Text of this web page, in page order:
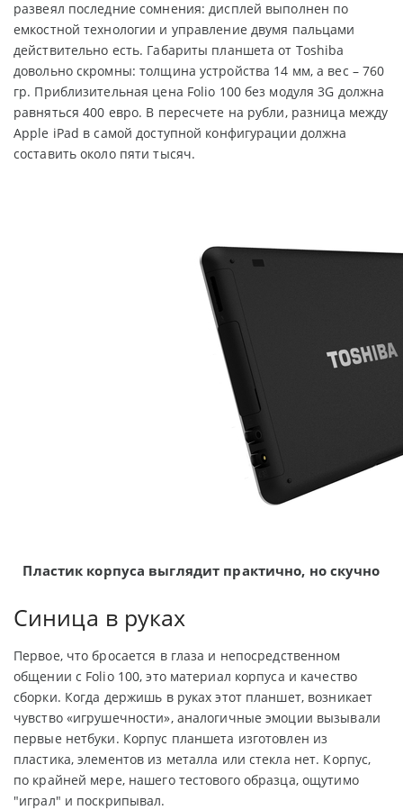
развеял последние сомнения: дисплей выполнен по
емкостной технологии и управление двумя пальцами
действительно есть. Габариты планшета от Toshiba
довольно скромны: толщина устройства 14 мм, а вес – 760
гр. Приблизительная цена Folio 100 без модуля 3G должна
равняться 400 евро. В пересчете на рубли, разница между
Apple iPad в самой доступной конфигурации должна
составить около пяти тысяч.
Пластик корпуса выглядит практично, но скучно
Синица в руках
Первое, что бросается в глаза и непосредственном
общении с Folio 100, это материал корпуса и качество
сборки. Когда держишь в руках этот планшет, возникает
чувство «игрушечности», аналогичные эмоции вызывали
первые нетбуки. Корпус планшета изготовлен из
пластика, элементов из металла или стекла нет. Корпус,
по крайней мере, нашего тестового образца, ощутимо
"играл" и поскрипывал.